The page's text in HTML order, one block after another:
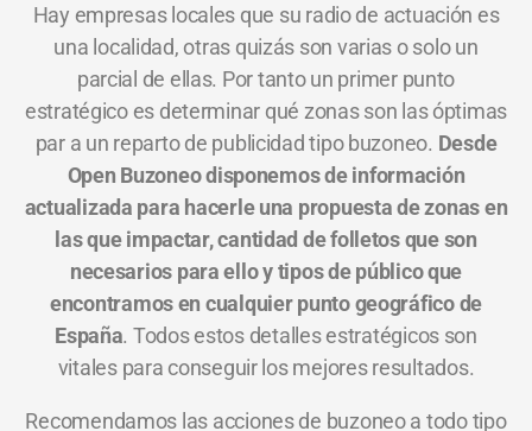
Hay empresas locales que su radio de actuación es
una localidad, otras quizás son varias o solo un
parcial de ellas. Por tanto un primer punto
estratégico es determinar qué zonas son las óptimas
par a un reparto de publicidad tipo buzoneo. Desde
Open Buzoneo disponemos de información
actualizada para hacerle una propuesta de zonas en
las que impactar, cantidad de folletos que son
necesarios para ello y tipos de público que
encontramos en cualquier punto geográfico de
España. Todos estos detalles estratégicos son
vitales para conseguir los mejores resultados.
Recomendamos las acciones de buzoneo a todo tipo